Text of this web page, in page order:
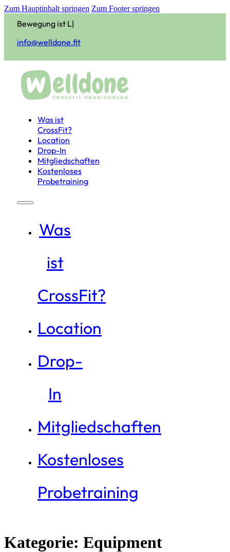
Zum Hauptinhalt springen Zum Footer springen
Bewegung ist Leben
info@welldone.fit
Was ist
CrossFit?
Location
Drop-In
Mitgliedschaften
Kostenloses
Probetraining
Was
ist
CrossFit?
Location
Drop-
In
Mitgliedschaften
Kostenloses
Probetraining
Kategorie: Equipment